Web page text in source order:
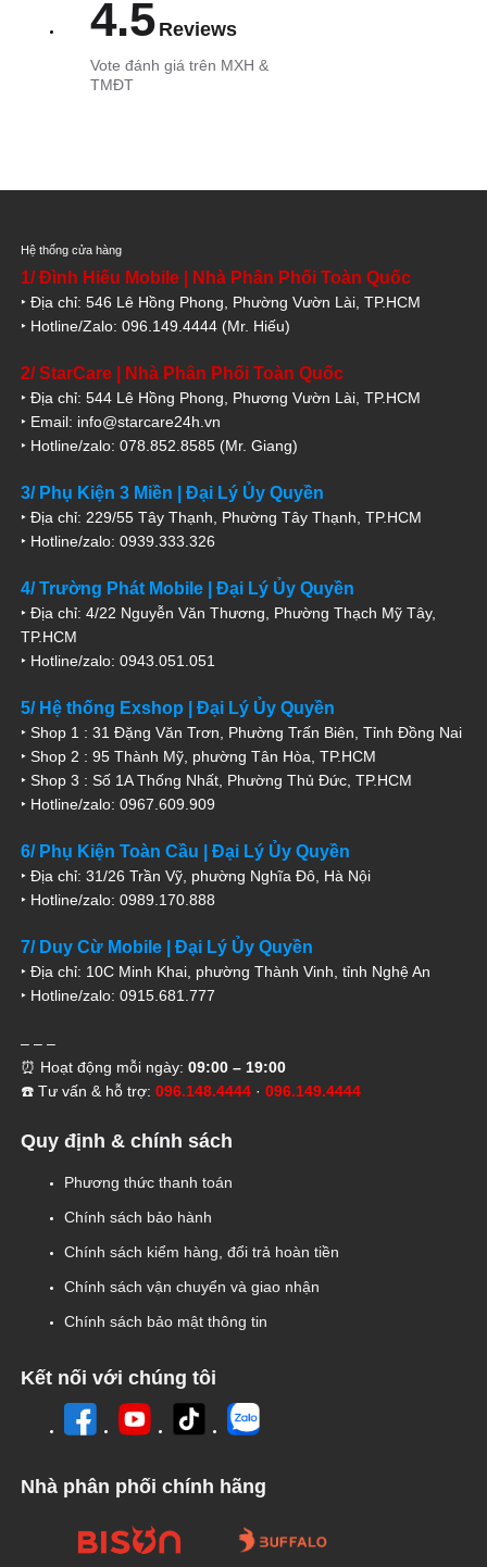
4.5 Reviews
Vote đánh giá trên MXH &
TMĐT
Hệ thống cửa hàng
1/ Đình Hiếu Mobile | Nhà Phân Phối Toàn Quốc
‣ Địa chỉ: 546 Lê Hồng Phong, Phường Vườn Lài, TP.HCM
‣ Hotline/Zalo: 096.149.4444 (Mr. Hiếu)
2/ StarCare | Nhà Phân Phối Toàn Quốc
‣ Địa chỉ: 544 Lê Hồng Phong, Phương Vườn Lài, TP.HCM
‣ Email: info@starcare24h.vn
‣ Hotline/zalo: 078.852.8585 (Mr. Giang)
3/ Phụ Kiện 3 Miền | Đại Lý Ủy Quyền
‣ Địa chỉ: 229/55 Tây Thạnh, Phường Tây Thạnh, TP.HCM
‣ Hotline/zalo: 0939.333.326
4/ Trường Phát Mobile | Đại Lý Ủy Quyền
‣ Địa chỉ: 4/22 Nguyễn Văn Thương, Phường Thạch Mỹ Tây,
TP.HCM
‣ Hotline/zalo: 0943.051.051
5/ Hệ thống Exshop | Đại Lý Ủy Quyền
‣ Shop 1 : 31 Đặng Văn Trơn, Phường Trấn Biên, Tỉnh Đồng Nai
‣ Shop 2 : 95 Thành Mỹ, phường Tân Hòa, TP.HCM
‣ Shop 3 : Số 1A Thống Nhất, Phường Thủ Đức, TP.HCM
‣ Hotline/zalo: 0967.609.909
6/ Phụ Kiện Toàn Cầu | Đại Lý Ủy Quyền
‣ Địa chỉ: 31/26 Trần Vỹ, phường Nghĩa Đô, Hà Nội
‣ Hotline/zalo: 0989.170.888
7/ Duy Cừ Mobile | Đại Lý Ủy Quyền
‣ Địa chỉ: 10C Minh Khai, phường Thành Vinh, tỉnh Nghệ An
‣ Hotline/zalo: 0915.681.777
– – –
⏰ Hoạt động mỗi ngày: 09:00 – 19:00
☎️ Tư vấn & hỗ trợ: 096.148.4444· 096.149.4444
Quy định & chính sách
Phương thức thanh toán
Chính sách bảo hành
Chính sách kiểm hàng, đổi trả hoàn tiền
Chính sách vận chuyển và giao nhận
Chính sách bảo mật thông tin
Kết nối với chúng tôi
Nhà phân phối chính hãng